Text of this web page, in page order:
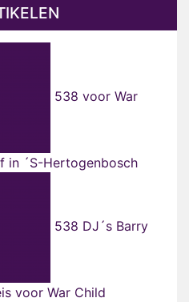
538 voor War
in ´S-Hertogenbosch
538 DJ´s Barry
voor War Child